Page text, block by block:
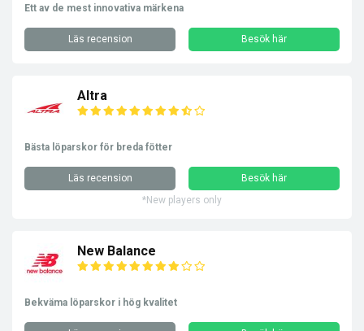
Ett av de mest innovativa märkena
Läs recension Besök här
Altra
Bästa löparskor för breda fötter
Läs recension
Besök här
*New players only
New Balance
Bekväma löparskor i hög kvalitet